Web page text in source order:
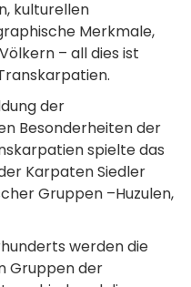
kulturellen
Merkmale,
– all dies ist
der
Besonderheiten der
spielte das
Karpaten Siedler
Gruppen –Huzulen,
werden die
Gruppen der